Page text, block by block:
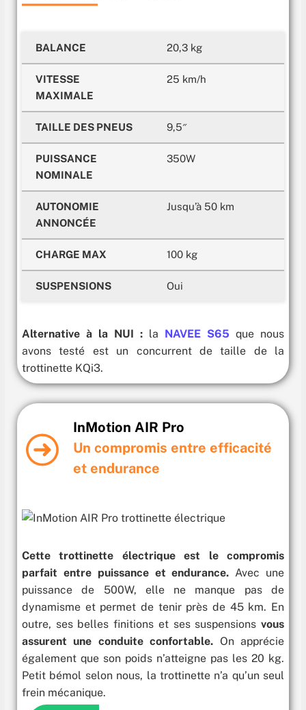
BALANCE 20,3 kg
VITESSE
MAXIMALE
25 km/h
TAILLE DES PNEUS 9,5″
PUISSANCE
NOMINALE
350W
AUTONOMIE
ANNONCÉE
Jusqu’à 50 km
CHARGE MAX 100 kg
SUSPENSIONS Oui
Alternative à la NUI : la NAVEE S65 que nous
avons testé est un concurrent de taille de la
trottinette KQi3.
InMotion AIR Pro
Un compromis entre efficacité
et endurance
Cette trottinette électrique est le compromis
parfait entre puissance et endurance. Avec une
puissance de 500W, elle ne manque pas de
dynamisme et permet de tenir près de 45 km. En
outre, ses belles finitions et ses suspensions vous
assurent une conduite confortable. On apprécie
également que son poids n’atteigne pas les 20 kg.
Petit bémol selon nous, la trottinette n’a qu’un seul
frein mécanique.